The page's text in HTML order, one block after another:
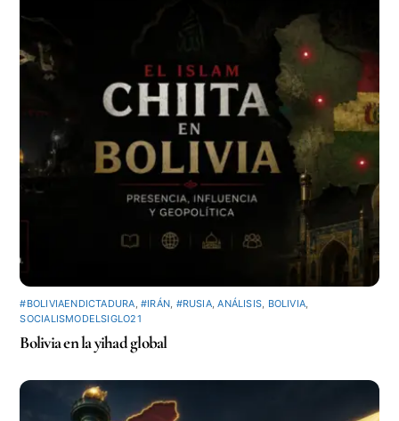
#BOLIVIAENDICTADURA,#IRÁN, #RUSIA,ANÁLISIS, BOLIVIA,
SOCIALISMODELSIGLO21
Bolivia en la yihad global